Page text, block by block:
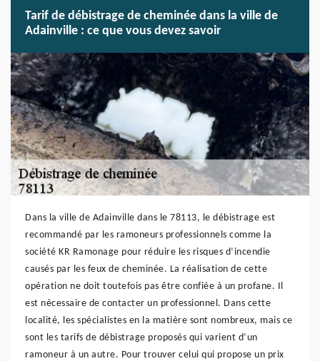
Tarif de débistrage de cheminée dans la ville de
Adainville : ce que vous devez savoir
Dans la ville de Adainville dans le 78113, le débistrage est
recommandé par les ramoneurs professionnels comme la
société KR Ramonage pour réduire les risques d’incendie
causés par les feux de cheminée. La réalisation de cette
opération ne doit toutefois pas être confiée à un profane. Il
est nécessaire de contacter un professionnel. Dans cette
localité, les spécialistes en la matière sont nombreux, mais ce
sont les tarifs de débistrage proposés qui varient d’un
ramoneur à un autre. Pour trouver celui qui propose un prix